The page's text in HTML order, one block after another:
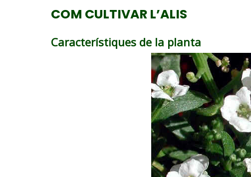
COM CULTIVAR L’ALIS
Característiques de la planta